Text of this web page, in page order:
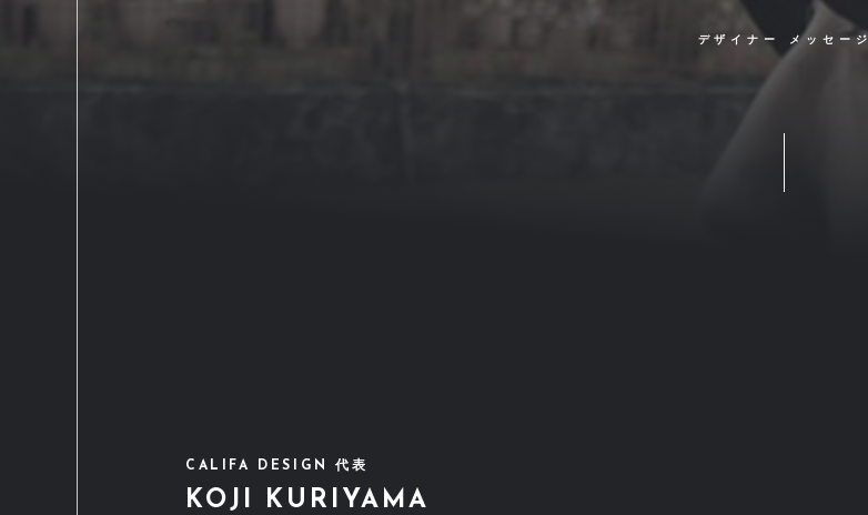
デザイナー メッセージ
CALIFA DESIGN 代表
KOJI KURIYAMA